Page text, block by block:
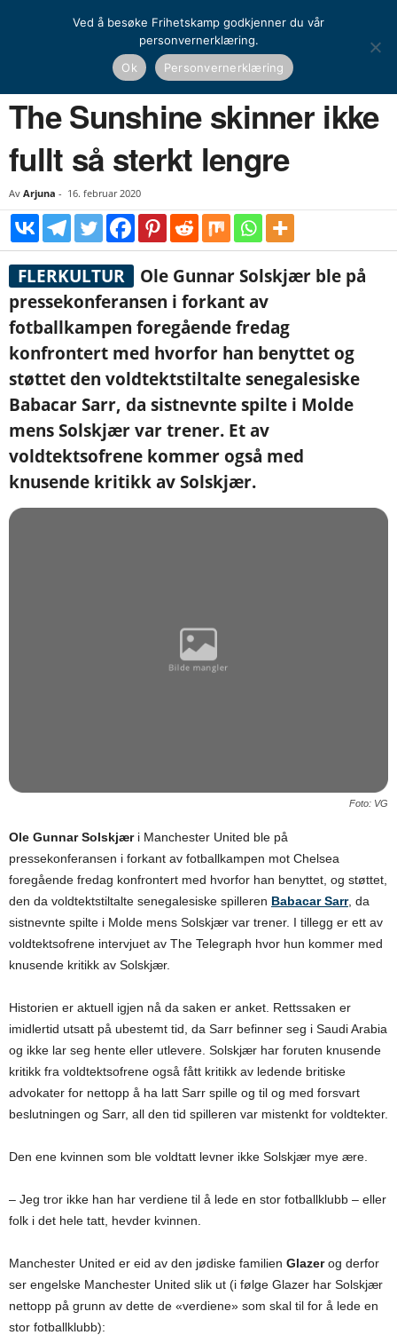
Norge The Sunshine skinner ikke fullt så sterkt lengre
The Sunshine skinner ikke
fullt så sterkt lengre
Av Arjuna - 16. februar 2020
FLERKULTUR
Ole Gunnar Solskjær ble på
pressekonferansen i forkant av
fotballkampen foregående fredag
konfrontert med hvorfor han benyttet og
støttet den voldtektstiltalte senegalesiske
Babacar Sarr, da sistnevnte spilte i Molde
mens Solskjær var trener. Et av
voldtektsofrene kommer også med
knusende kritikk av Solskjær.
Foto: VG
Ole Gunnar Solskjæri Manchester United ble på
pressekonferansen i forkant av fotballkampen mot Chelsea
foregående fredag konfrontert med hvorfor han benyttet, og støttet,
den da voldtektstiltalte senegalesiske spilleren Babacar Sarr, da
sistnevnte spilte i Molde mens Solskjær var trener. I tillegg er ett av
voldtektsofrene intervjuet av The Telegraph hvor hun kommer med
knusende kritikk av Solskjær.
Historien er aktuell igjen nå da saken er anket. Rettssaken er
imidlertid utsatt på ubestemt tid, da Sarr befinner seg i Saudi Arabia
og ikke lar seg hente eller utlevere. Solskjær har foruten knusende
kritikk fra voldtektsofrene også fått kritikk av ledende britiske
advokater for nettopp å ha latt Sarr spille og til og med forsvart
beslutningen og Sarr, all den tid spilleren var mistenkt for voldtekter.
Den ene kvinnen som ble voldtatt levner ikke Solskjær mye ære.
– Jeg tror ikke han har verdiene til å lede en stor fotballklubb – eller
folk i det hele tatt, hevder kvinnen.
Manchester United er eid av den jødiske familien Glazerog derfor
ser engelske Manchester United slik ut (i følge Glazer har Solskjær
nettopp på grunn av dette de «verdiene» som skal til for å lede en
stor fotballklubb):
Ved å besøke Frihetskamp godkjenner du vår
personvernerklæring.
Ok
Personvernerklæring